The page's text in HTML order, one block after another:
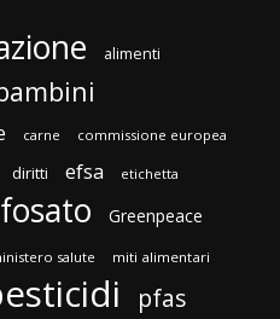
alimenti
carne commissione europea
diritti efsa etichetta
Greenpeace
salute miti alimentari
pfas